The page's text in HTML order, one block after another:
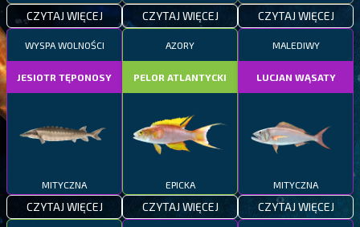
CZYTAJ WIĘCEJ CZYTAJ WIĘCEJ CZYTAJ WIĘCEJ
WYSPA WOLNOŚCI
JESIOTR TĘPONOSY
MITYCZNA
CZYTAJ WIĘCEJ
AZORY
PELOR ATLANTYCKI
EPICKA
CZYTAJ WIĘCEJ
MALEDIWY
LUCJAN WĄSATY
MITYCZNA
CZYTAJ WIĘCEJ